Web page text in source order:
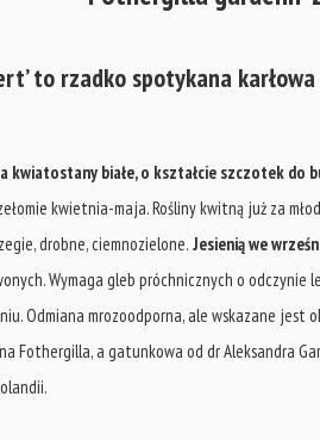
to rzadko spotykana
kwiatostany białe, o kształcie szczotek do
kwietnia-maja. Rośliny kwitną już za
drobne, ciemnozielone. Jesienią we
Wymaga gleb próchnicznych o
Odmiana mrozoodporna, ale wskazane jest
Fothergilla, a gatunkowa od dr Aleksandra